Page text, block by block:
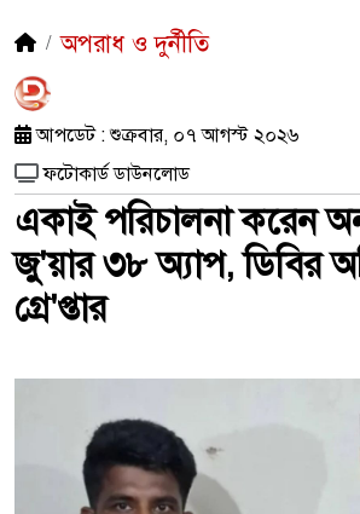
অপরাধ ও দুর্নীতি
আপডেট : শুক্রবার, ০৭ আগস্ট ২০২৬
ফটোকার্ড ডাউনলোড
একাই পরিচালনা করেন
জু'য়ার ৩৮ অ্যাপ, ডিবির
গ্রে'প্তার